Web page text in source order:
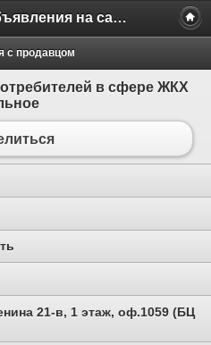
Бесплатные объявления на сайте MILAMO.ru
с продавцом
в сфере ЖКХ
21-в, 1 этаж, оф.1059 (БЦ